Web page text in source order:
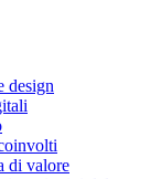
design
di valore